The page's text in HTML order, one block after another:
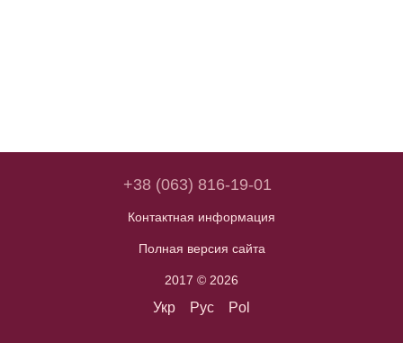
+38 (063) 816-19-01
Контактная информация
Полная версия сайта
2017 © 2026
Укр Рус Pol